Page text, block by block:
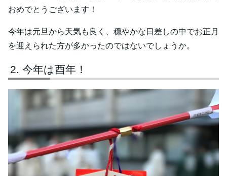
おめでとうございます！
今年は元旦から天気も良く、穏やかな日差しの中でお正月
を迎えられた方が多かったのではないでしょうか。
今年は酉年！